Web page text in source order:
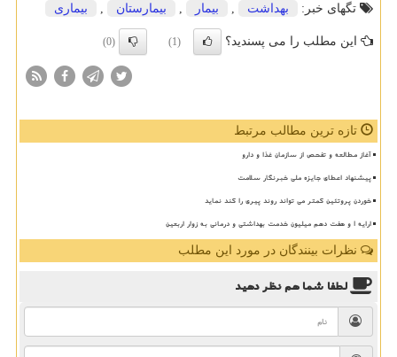
تگهای خبر:
بهداشت , بیمار , بیمارستان , بیماری
این مطلب را می پسندید؟ (1)
(0)
تازه ترین مطالب مرتبط
آغاز مطالعه و تفحص از سازمان غذا و دارو
پیشنهاد اعطای جایزه ملی خبرنگار سلامت
خوردن پروتئین کمتر می تواند روند پیری را کند نماید
ارایه ۱ و هفت دهم میلیون خدمت بهداشتی و درمانی به زوار اربعین
نظرات بینندگان در مورد این مطلب
لطفا شما همنظر دهید